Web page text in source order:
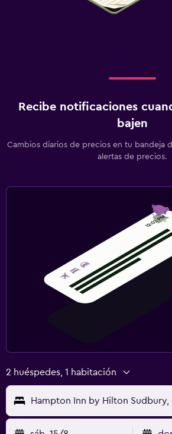
Recibe notificaciones
bajen
Cambios diarios de precios en tu bandeja
alertas de precios.
2 huéspedes, 1 habitación
Hampton Inn by Hilton Sudbury,